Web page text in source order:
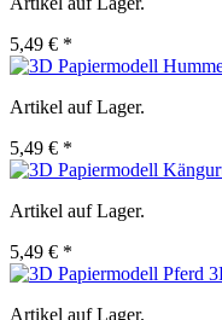
5,49 € *
Artikel auf Lager.
5,49 € *
Artikel auf Lager.
5,49 € *
Artikel auf Lager.